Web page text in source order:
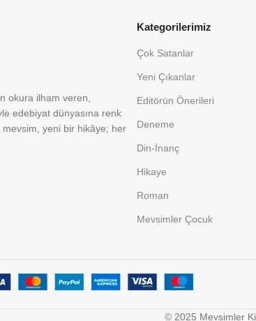
Kategorilerimiz
Çok Satanlar
Yeni Çıkanlar
Editörün Önerileri
Deneme
Din-İnanç
Hikaye
Roman
Mevsimler Çocuk
okura ilham veren,
edebiyat dünyasına renk
mevsim, yeni bir hikâye; her
© 2025 Mevsimler